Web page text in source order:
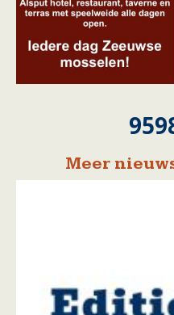
Meer